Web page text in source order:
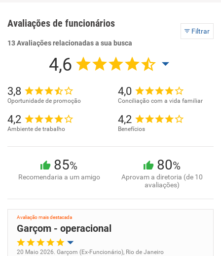
Avaliações de funcionários
Filtrar
13 Avaliações relacionadas a sua busca
4,6
3,8
Oportunidade de promoção
4,0
Conciliação com a vida familiar
4,2
Ambiente de trabalho
4,2
Benefícios
85%
Recomendaria a um amigo
80%
Aprovam a diretoria (de 10
avaliações)
Avaliação mais destacada
Garçom - operacional
20 Maio 2026. Garçom (Ex-Funcionário), Rio de Janeiro